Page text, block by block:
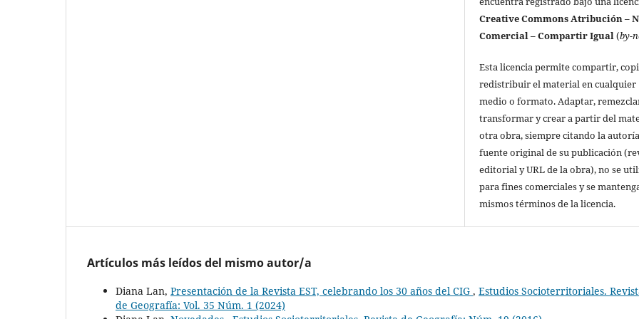
Creative Commons Atribución –
Comercial – Compartir Igual(by-
Esta licencia permite compartir,
redistribuir el material en cualquier
medio o formato. Adaptar,
transformar y crear a partir del
otra obra, siempre citando la
fuente original de su publicación
editorial y URL de la obra), no se
para fines comerciales y se
mismos términos de la licencia.
Artículos más leídos del mismo autor/a
Diana Lan, Presentación de la Revista EST, celebrando los 30 años del CIG , Estudios Socioterritoriales.
de Geografía: Vol. 35 Núm. 1 (2024)